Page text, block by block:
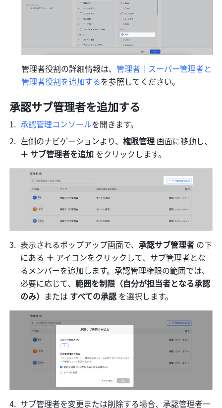
管理者役割の詳細情報は、 管理者｜スーパー管理者と
管理者役割を追加するを参照してください。
承認サブ管理者を追加する
承認管理コンソールを開きます。
左側のナビゲーションより、権限管理 画面に移動し、
＋ サブ管理者を追加 をクリックします。
表示されるポップアップ画面で、承認サブ管理者 の下
にある ＋ アイコンをクリックして、サブ管理者とな
るメンバーを追加します。承認管理権限の範囲では、
必要に応じて、範囲を制限（自分が担当者となる承認
のみ） または すべての承認 を選択します。
サブ管理者を変更または削除する場合、承認管理者一